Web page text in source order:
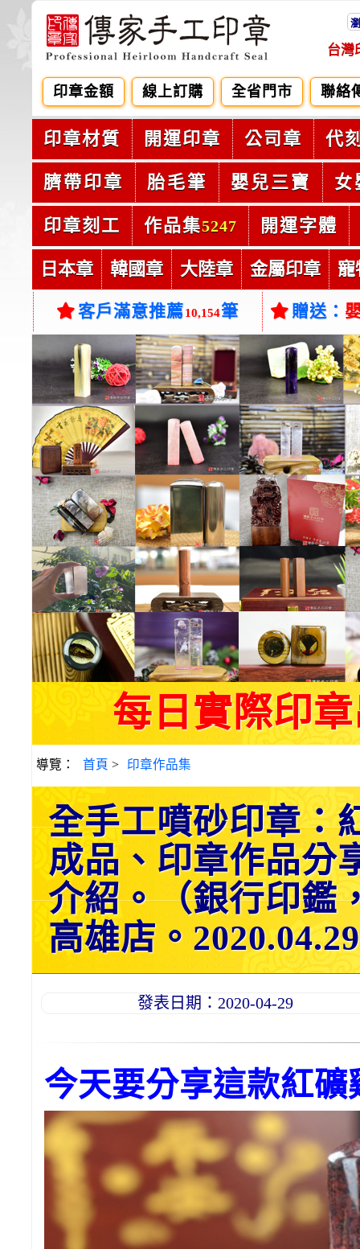
台灣
印章金額 線上訂購 全省門市 聯絡
印章材質 開運印章 公司章 代
臍帶印章 胎毛筆 嬰兒三寶 女
印章刻工 作品集5247 開運字體
日本章 韓國章 大陸章 金屬印章 寵
客戶滿意推薦10,154筆 贈送：
每日實際印
導覽： 首頁 > 印章作品集
全手工噴砂印章：
成品、印章作品分
介紹。（銀行印鑑
高雄店。2020.04.29
發表日期：2020-04-29
今天要分享這款紅